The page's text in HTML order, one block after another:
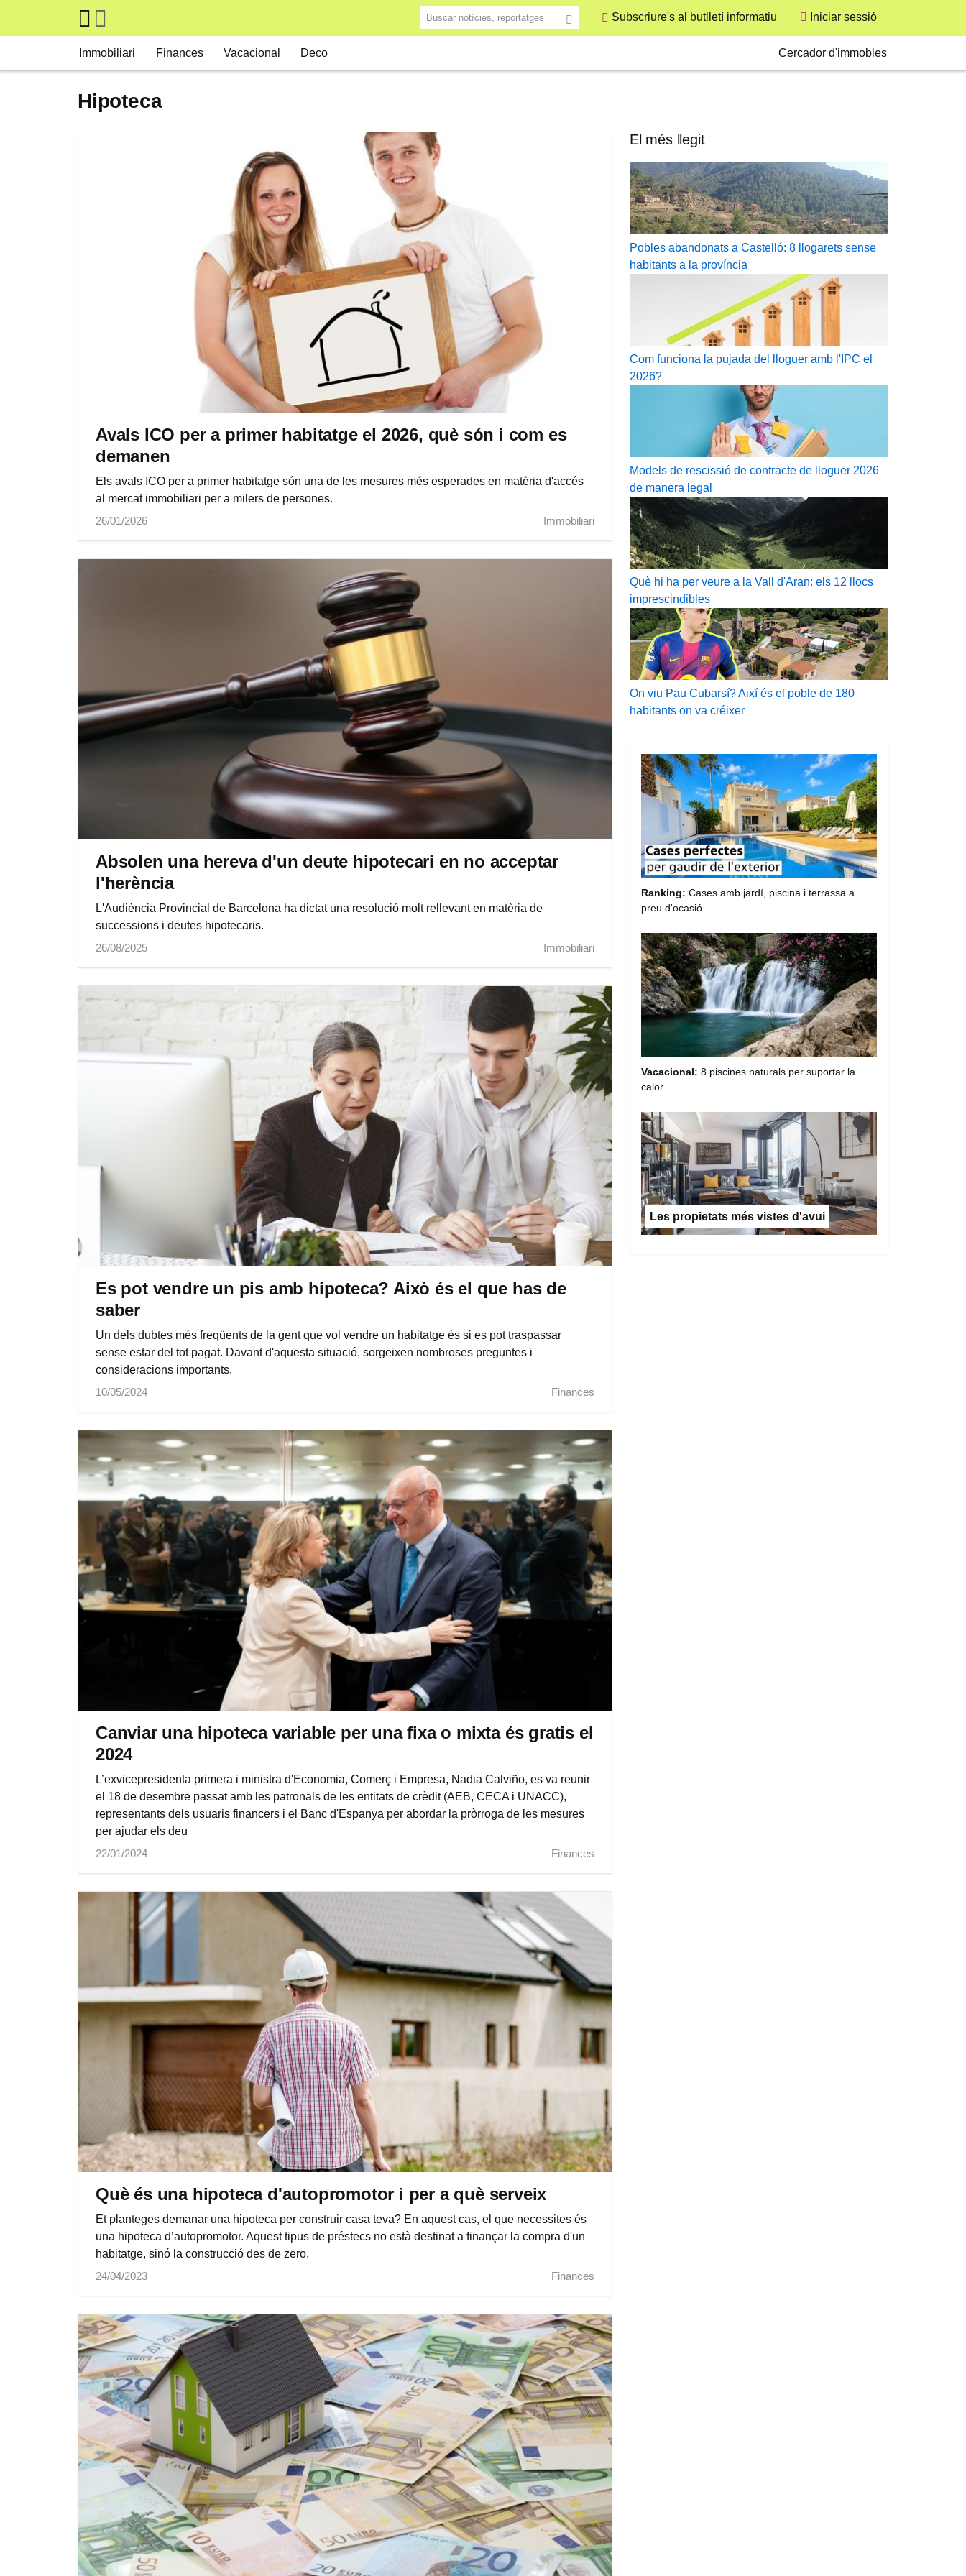
Skip to main content Buscar notícies, reportatges Subscriure's al butlletí informatiu Iniciar sessió
Immobiliari Finances Vacacional Deco Cercador d'immobles
Hipoteca
Avals ICO per a primer habitatge el 2026, què són i com es
demanen
Els avals ICO per a primer habitatge són una de les mesures més esperades en matèria d'accés
al mercat immobiliari per a milers de persones.
26/01/2026
Immobiliari
Absolen una hereva d'un deute hipotecari en no acceptar
l'herència
L'Audiència Provincial de Barcelona ha dictat una resolució molt rellevant en matèria de
successions i deutes hipotecaris.
26/08/2025
Immobiliari
Es pot vendre un pis amb hipoteca? Això és el que has de
saber
Un dels dubtes més freqüents de la gent que vol vendre un habitatge és si es pot traspassar
sense estar del tot pagat. Davant d'aquesta situació, sorgeixen nombroses preguntes i
consideracions importants.
10/05/2024
Finances
Canviar una hipoteca variable per una fixa o mixta és gratis el
2024
L’exvicepresidenta primera i ministra d'Economia, Comerç i Empresa, Nadia Calviño, es va reunir
el 18 de desembre passat amb les patronals de les entitats de crèdit (AEB, CECA i UNACC),
representants dels usuaris financers i el Banc d'Espanya per abordar la pròrroga de les mesures
per ajudar els deu
22/01/2024
Finances
Què és una hipoteca d'autopromotor i per a què serveix
Et planteges demanar una hipoteca per construir casa teva? En aquest cas, el que necessites és
una hipoteca d’autopromotor. Aquest tipus de préstecs no està destinat a finançar la compra d'un
habitatge, sinó la construcció des de zero.
24/04/2023
Finances
El més llegit
Pobles abandonats a Castelló: 8 llogarets sense
habitants a la província
Com funciona la pujada del lloguer amb l'IPC el
2026?
Models de rescissió de contracte de lloguer 2026
de manera legal
Què hi ha per veure a la Vall d'Aran: els 12 llocs
imprescindibles
On viu Pau Cubarsí? Així és el poble de 180
habitants on va créixer
Ranking: Cases amb jardí, piscina i terrassa a
preu d'ocasió
Vacacional: 8 piscines naturals per suportar la
calor
Les propietats més vistes d'avui